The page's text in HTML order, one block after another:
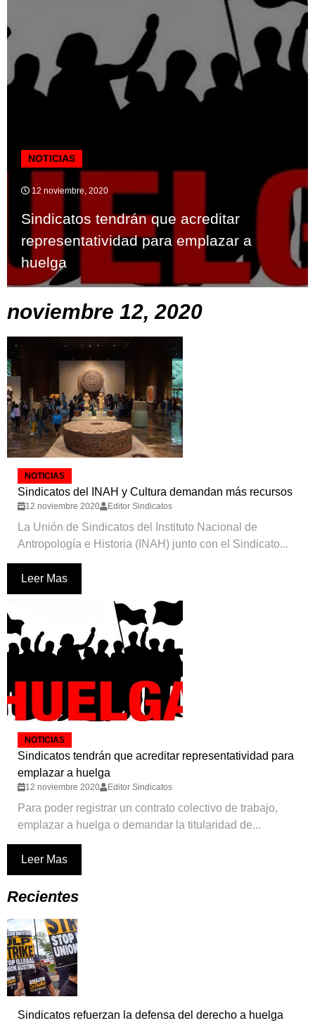
NOTICIAS
12 noviembre, 2020
Sindicatos tendrán que acreditar
representatividad para emplazar a
huelga
noviembre 12, 2020
NOTICIAS
Sindicatos del INAH y Cultura demandan más recursos
12 noviembre 2020 Editor Sindicatos
La Unión de Sindicatos del Instituto Nacional de
Antropología e Historia (INAH) junto con el Sindicato...
Leer Mas
NOTICIAS
Sindicatos tendrán que acreditar representatividad para
emplazar a huelga
12 noviembre 2020 Editor Sindicatos
Para poder registrar un contrato colectivo de trabajo,
emplazar a huelga o demandar la titularidad de...
Leer Mas
Recientes
Sindicatos refuerzan la defensa del derecho a huelga